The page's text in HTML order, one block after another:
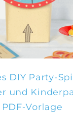
DIY Party-
und
PDF-Vorlage